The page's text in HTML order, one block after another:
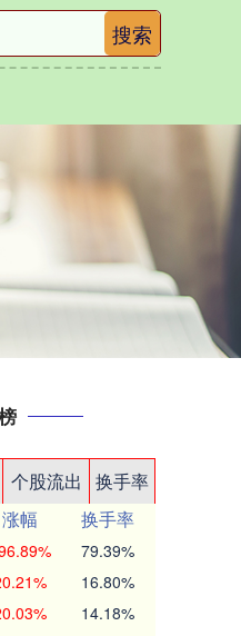
搜索
个股流出
换手率
涨幅
换手率
79.39%
16.80%
14.18%